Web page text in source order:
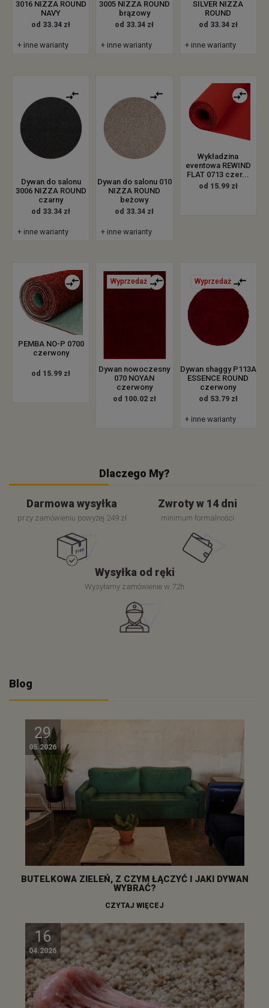
3016 NIZZA ROUND
NAVY
od 33.34 zł
+ inne warianty
3005 NIZZA ROUND
brązowy
od 33.34 zł
+ inne warianty
SILVER NIZZA
ROUND
od 33.34 zł
+ inne warianty
Dywan do salonu
3006 NIZZA ROUND
czarny
od 33.34 zł
+ inne warianty
Dywan do salonu 010
NIZZA ROUND
beżowy
od 33.34 zł
+ inne warianty
Wykładzina
eventowa REWIND
FLAT 0713 czer...
od 15.99 zł
PEMBA NO-P 0700
czerwony
od 15.99 zł
Wyprzedaż
Dywan nowoczesny
070 NOYAN
czerwony
od 100.02 zł
Wyprzedaż
Dywan shaggy P113A
ESSENCE ROUND
czerwony
od 53.79 zł
+ inne warianty
Dlaczego My?
Darmowa wysyłka
przy zamówieniu powyżej 249 zł
Zwroty w 14 dni
minimum formalności
Wysyłka od ręki
Wysyłamy zamówienie w 72h
Blog
29
05.2026
BUTELKOWA ZIELEŃ, Z CZYM ŁĄCZYĆ I JAKI DYWAN
WYBRAĆ?
CZYTAJ WIĘCEJ
16
04.2026